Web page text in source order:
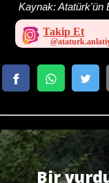
Kaynak:Atatürk'ün
Takip Et
Bir